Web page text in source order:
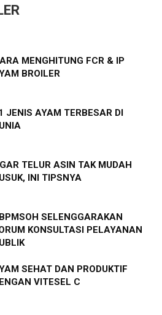
MENGHITUNG FCR & IP
BROILER
JENIS AYAM TERBESAR DI
TELUR ASIN TAK MUDAH
INI TIPSNYA
SELENGGARAKAN
KONSULTASI PELAYANAN
SEHAT DAN PRODUKTIF
VITESEL C